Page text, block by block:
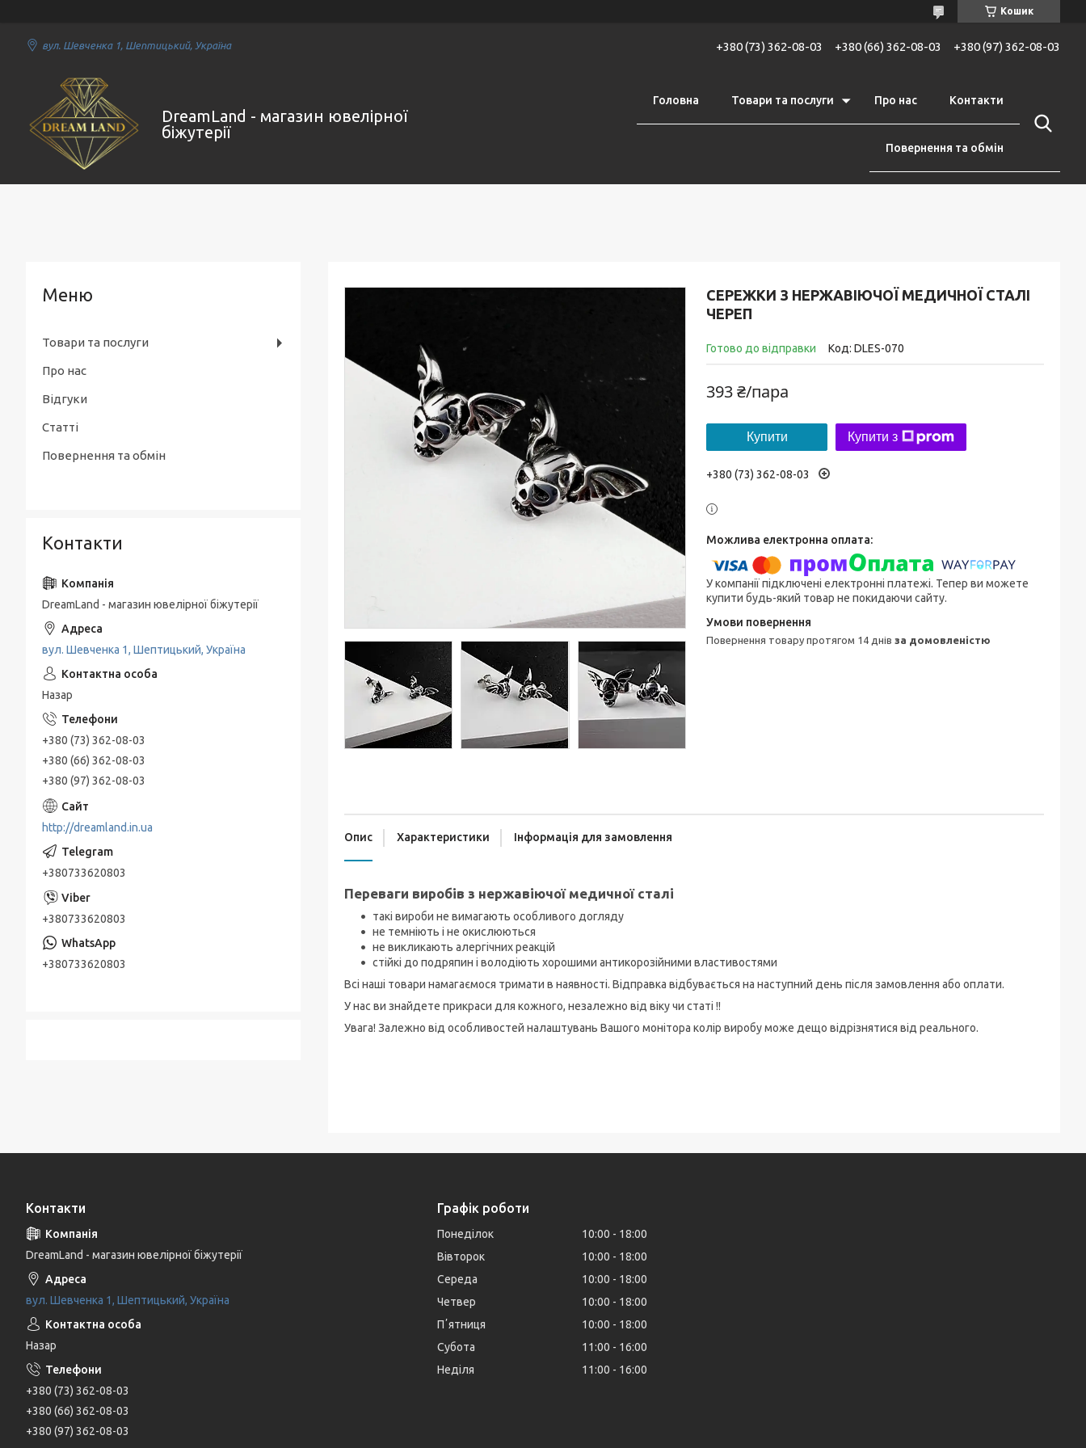
Кошик
вул. Шевченка 1, Шептицький, Україна +380 (73) 362-08-03 +380 (66) 362-08-03 +380 (97) 362-08-03
DreamLand - магазин ювелірної
біжутерії
Головна Товари та послуги Про нас Контакти
Повернення та обмін
СЕРЕЖКИ З НЕРЖАВІЮЧОЇ МЕДИЧНОЇ СТАЛІ
ЧЕРЕП
Готово до відправки Код: DLES-070
393 ₴/пара
Купити Купити з
+380 (73) 362-08-03
У компанії підключені електронні платежі. Тепер ви можете
купити будь-який товар не покидаючи сайту.
повернення товару протягом 14 днів за домовленістю
Опис Характеристики Інформація для замовлення
Переваги виробів з нержавіючої медичної сталі
такі вироби не вимагають особливого догляду
не темніють і не окислюються
не викликають алергічних реакцій
стійкі до подряпин і володіють хорошими антикорозійними властивостями
Всі наші товари намагаємося тримати в наявності. Відправка відбувається на наступний день після замовлення або оплати.
У нас ви знайдете прикраси для кожного, незалежно від віку чи статі !!
Увага! Залежно від особливостей налаштувань Вашого монітора колір виробу може дещо відрізнятися від реального.
Товари та послуги
Про нас
Відгуки
Статті
Повернення та обмін
Контакти
DreamLand - магазин ювелірної біжутерії
вул. Шевченка 1, Шептицький, Україна
Назар
+380 (73) 362-08-03
+380 (66) 362-08-03
+380 (97) 362-08-03
http://dreamland.in.ua
+380733620803
+380733620803
+380733620803
Контакти
DreamLand - магазин ювелірної біжутерії
вул. Шевченка 1, Шептицький, Україна
Назар
+380 (73) 362-08-03
+380 (66) 362-08-03
+380 (97) 362-08-03
Графік роботи
Понеділок 10:00
18:00
Вівторок
10:00
18:00
Середа
10:00
18:00
Четвер
10:00
18:00
Пʼятниця
10:00
18:00
Субота
11:00
16:00
Неділя
11:00 16:00